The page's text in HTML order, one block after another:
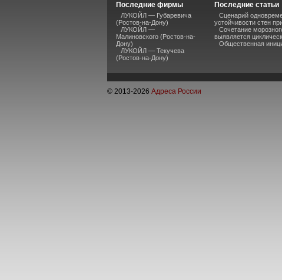
Последние фирмы
ЛУКОЙЛ — Губаревича
(Ростов-на-Дону)
ЛУКОЙЛ —
Малиновского (Ростов-на-
Дону)
ЛУКОЙЛ — Текучева
(Ростов-на-Дону)
Последние статьи
Сценарий
устойчивости стен
Сочетание
выявляется
Общественная
© 2013-2026 Адреса России